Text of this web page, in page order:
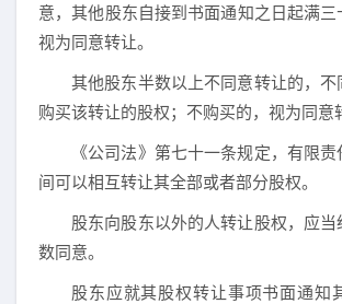
意，其他股东自接到书面通知之日起满三
视为同意转让。
其他股东半数以上不同意转让的，不
购买该转让的股权；不购买的，视为同意
《公司法》第七十一条规定，有限
间可以相互转让其全部或者部分股权。
股东向股东以外的人转让股权，应
数同意。
股东应就其股权转让事项书面通知